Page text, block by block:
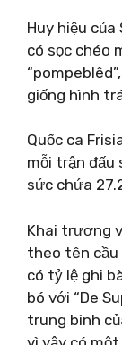
Huy hiệu của
có sọc chéo
giống hình
Quốc ca
mỗi trận đấu
sức chứa
Khai trương
theo tên cầu
có tỷ lệ ghi
bó với “De
trung bình